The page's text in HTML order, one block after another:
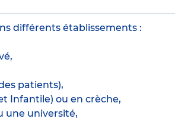
différents établissements :
patients),
Infantile) ou en crèche,
une université,